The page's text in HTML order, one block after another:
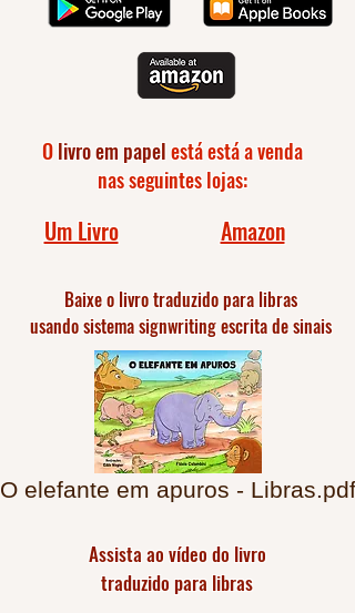
Olivro em papelestá está a venda
nas seguintes lojas:
Um Livro Amazon
Baixe o livro traduzido para libras
usando sistema signwriting escrita de sinais
O elefante em apuros - Libras.pdf
Assista ao vídeo do livro
traduzido para libras